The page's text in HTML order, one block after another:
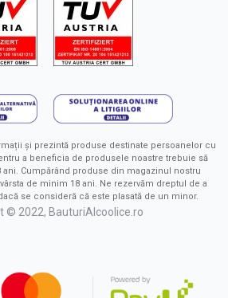
și prezintă produse destinate persoanelor cu
a beneficia de produsele noastre trebuie să
ani. Cumpărând produse din magazinul nostru
de minim 18 ani. Ne rezervăm dreptul de a
se consideră că este plasată de un minor.
© 2022, BauturiAlcoolice.ro